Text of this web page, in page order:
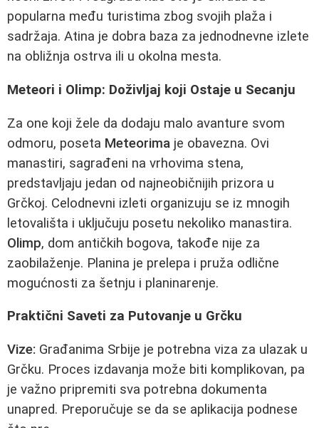
popularna među turistima zbog svojih plaža i
sadržaja. Atina je dobra baza za jednodnevne izlete
na obližnja ostrva ili u okolna mesta.
Meteori i Olimp: Doživljaj koji Ostaje u Secanju
Za one koji žele da dodaju malo avanture svom
odmoru, poseta Meteorima je obavezna. Ovi
manastiri, sagrađeni na vrhovima stena,
predstavljaju jedan od najneobičnijih prizora u
Grčkoj. Celodnevni izleti organizuju se iz mnogih
letovališta i uključuju posetu nekoliko manastira.
Olimp, dom antičkih bogova, takođe nije za
zaobilaženje. Planina je prelepa i pruža odlične
mogućnosti za šetnju i planinarenje.
Praktični Saveti za Putovanje u Grčku
Vize: Građanima Srbije je potrebna viza za ulazak u
Grčku. Proces izdavanja može biti komplikovan, pa
je važno pripremiti sva potrebna dokumenta
unapred. Preporučuje se da se aplikacija podnese